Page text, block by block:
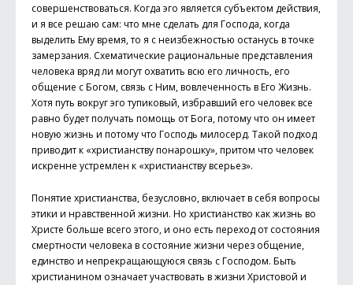
совершенствоваться. Когда эго является субъектом действия,
и я все решаю сам: что мне сделать для Господа, когда
выделить Ему время, то я с неизбежностью останусь в точке
замерзания. Схематические рациональные представления
человека вряд ли могут охватить всю его личность, его
общение с Богом, связь с Ним, вовлеченность в Его Жизнь.
Хотя путь вокруг эго тупиковый, избравший его человек все
равно будет получать помощь от Бога, потому что он имеет
новую жизнь и потому что Господь милосерд. Такой подход
приводит к «христианству понарошку», притом что человек
искренне устремлен к «христианству всерьез».
Понятие христианства, безусловно, включает в себя вопросы
этики и нравственной жизни. Но христианство как жизнь во
Христе больше всего этого, и оно есть переход от состояния
смертности человека в состояние жизни через общение,
единство и непрекращающуюся связь с Господом. Быть
христианином означает участвовать в жизни Христовой и